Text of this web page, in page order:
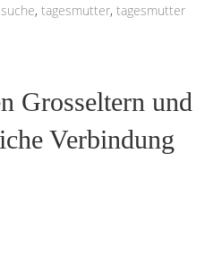
suche, tagesmutter, tagesmutter
Grosseltern und
Verbindung